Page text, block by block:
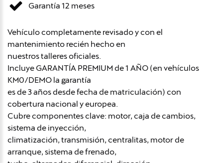
Garantía 12 meses
Vehículo completamente revisado y con el
mantenimiento recién hecho en
nuestros talleres oficiales.
Incluye GARANTÍA PREMIUM de 1 AÑO (en vehículos
KM0/DEMO la garantía
es de 3 años desde fecha de matriculación) con
cobertura nacional y europea.
Cubre componentes clave: motor, caja de cambios,
sistema de inyección,
climatización, transmisión, centralitas, motor de
arranque, sistema de frenado,